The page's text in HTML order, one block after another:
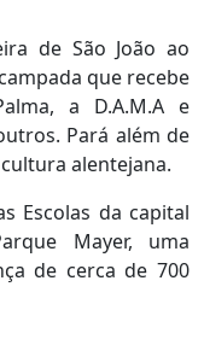
de São João ao
que recebe
a D.A.M.A e
Pará além de
alentejana.
Escolas da capital
Mayer, uma
de cerca de 700